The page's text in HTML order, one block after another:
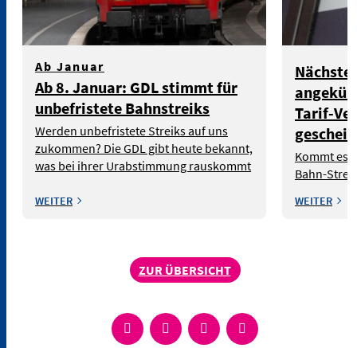
Ab Januar
Ab 8. Januar: GDL stimmt für
unbefristete Bahnstreiks
Werden unbefristete Streiks auf uns
zukommen? Die GDL gibt heute bekannt,
was bei ihrer Urabstimmung rauskommt
WEITER
Tarif-
Kommt es
Bahn-
WEITER
ZUR ÜBERSICHT